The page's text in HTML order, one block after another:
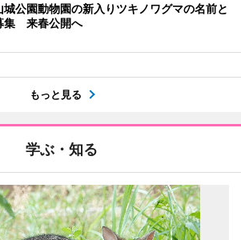
城公園動物園の新入りツキノワグマの名前と
集 来春公開へ
もっと見る
学ぶ・知る